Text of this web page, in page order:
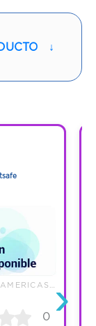
↓
MSN LABS AMERICAS SAS
0 ›